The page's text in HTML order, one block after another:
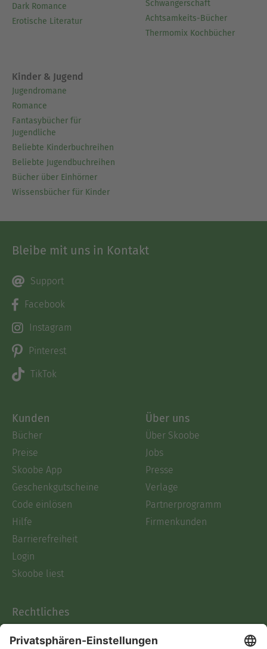
Dark Romance
Erotische Literatur
Schwangerschaft
Achtsamkeits-Bücher
Thermomix Kochbücher
Kinder & Jugend
Jugendromane
Romance
Fantasybücher für
Jugendliche
Beliebte Kinderbuchreihen
Beliebte Jugendbuchreihen
Bücher über Einhörner
Wissensbücher für Kinder
Bleibe mit uns in Kontakt
Support
Facebook
Instagram
Pinterest
TikTok
Kunden
Bücher
Preise
Skoobe App
Geschenkgutscheine
Code einlösen
Hilfe
Barrierefreiheit
Login
Skoobe liest
Über uns
Über Skoobe
Jobs
Presse
Verlage
Partnerprogramm
Firmenkunden
Rechtliches
AGB